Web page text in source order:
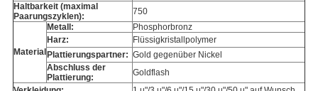
Haltbarkeit (maximal
Paarungszyklen):
750
Material
Metall:
Phosphorbronz
Harz:
Flüssigkristallpolymer
Plattierungspartner: Gold gegenüber Nickel
Abschluss der
Plattierung:
Goldflash